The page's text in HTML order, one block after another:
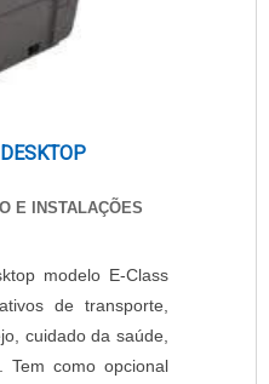
E INSTALAÇÕES
modelo E-Class
de transporte,
cuidado da saúde,
Tem como opcional